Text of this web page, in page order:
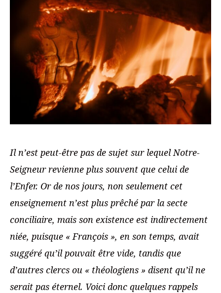
Il n’est peut-être pas de sujet sur lequel Notre-
Seigneur revienne plus souvent que celui de
l’Enfer. Or de nos jours, non seulement cet
enseignement n’est plus prêché par la secte
conciliaire, mais son existence est indirectement
niée, puisque « François », en son temps, avait
suggéré qu’il pouvait être vide, tandis que
d’autres clercs ou « théologiens » disent qu’il ne
serait pas éternel. Voici donc quelques rappels